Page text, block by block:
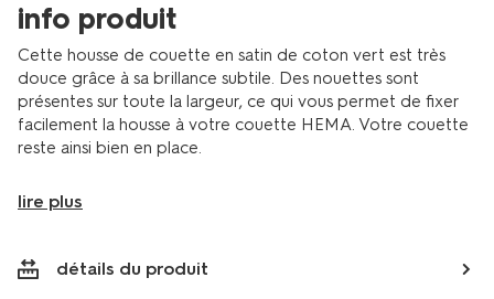
info produit
Cette housse de couette en satin de coton vert est très
douce grâce à sa brillance subtile. Des nouettes sont
présentes sur toute la largeur, ce qui vous permet de fixer
facilement la housse à votre couette HEMA. Votre couette
reste ainsi bien en place.
lire plus
détails du produit